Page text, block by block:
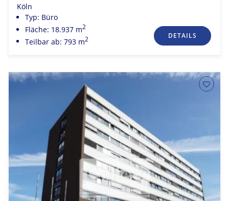
Köln
Typ: Büro
Fläche: 18.937 m2
Teilbar ab: 793 m2 DETAILS